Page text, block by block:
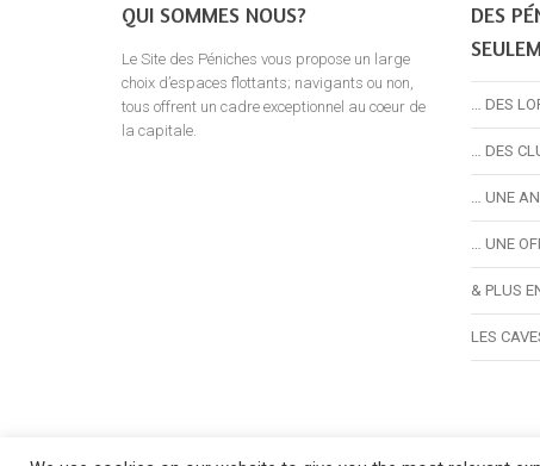
QUI SOMMES NOUS?
Le Site des Péniches vous propose un large
choix d’espaces flottants; navigants ou non,
tous offrent un cadre exceptionnel au coeur de
la capitale.
DES
… DES
… DES
… UNE
… UNE
& PLUS
LES